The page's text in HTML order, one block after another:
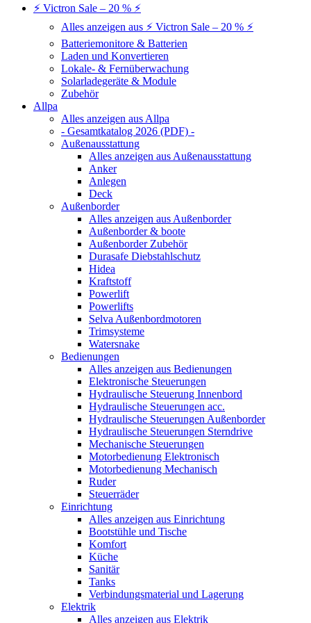
⚡ Victron Sale – 20 % ⚡
Alles anzeigen aus ⚡ Victron Sale – 20 % ⚡
Batteriemonitore & Batterien
Laden und Konvertieren
Lokale- & Fernüberwachung
Solarladegeräte & Module
Zubehör
Allpa
Alles anzeigen aus Allpa
- Gesamtkatalog 2026 (PDF) -
Außenausstattung
Alles anzeigen aus Außenausstattung
Anker
Anlegen
Deck
Außenborder
Alles anzeigen aus Außenborder
Außenborder & boote
Außenborder Zubehör
Durasafe Diebstahlschutz
Hidea
Kraftstoff
Powerlift
Powerlifts
Selva Außenbordmotoren
Trimsysteme
Watersnake
Bedienungen
Alles anzeigen aus Bedienungen
Elektronische Steuerungen
Hydraulische Steuerung Innenbord
Hydraulische Steuerungen acc.
Hydraulische Steuerungen Außenborder
Hydraulische Steuerungen Sterndrive
Mechanische Steuerungen
Motorbedienung Elektronisch
Motorbedienung Mechanisch
Ruder
Steuerräder
Einrichtung
Alles anzeigen aus Einrichtung
Bootstühle und Tische
Komfort
Küche
Sanitär
Tanks
Verbindungsmaterial und Lagerung
Elektrik
Alles anzeigen aus Elektrik